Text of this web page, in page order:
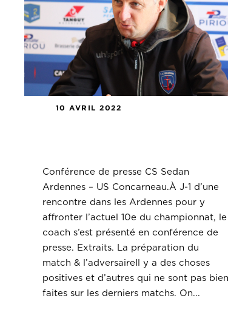
10 AVRIL 2022
Conférence de presse CS Sedan
Ardennes – US Concarneau.À J-1 d’une
rencontre dans les Ardennes pour y
affronter l’actuel 10e du championnat, le
coach s’est présenté en conférence de
presse. Extraits. La préparation du
match & l’adversaireIl y a des choses
positives et d’autres qui ne sont pas bien
faites sur les derniers matchs. On...